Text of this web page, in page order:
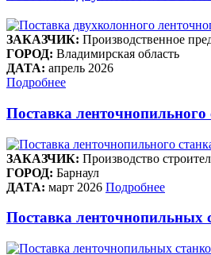
ЗАКАЗЧИК: Производственное
ГОРОД: Владимирская область
ДАТА: апрель 2026
Подробнее
Поставка
ЗАКАЗЧИК: Производство
ГОРОД: Барнаул
ДАТА: март 2026 Подробнее
Поставка ленточнопильных